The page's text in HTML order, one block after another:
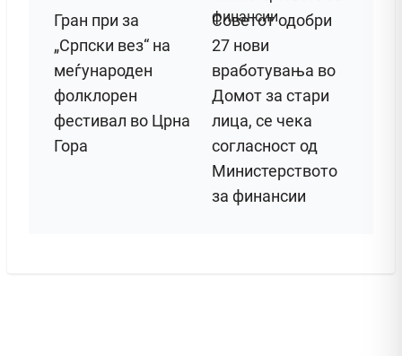
Гран при за
„Српски вез“ на
меѓународен
фолклорен
фестивал во Црна
Гора
Советот одобри
27 нови
вработувања во
Домот за стари
лица, се чека
согласност од
Министерството
за финансии